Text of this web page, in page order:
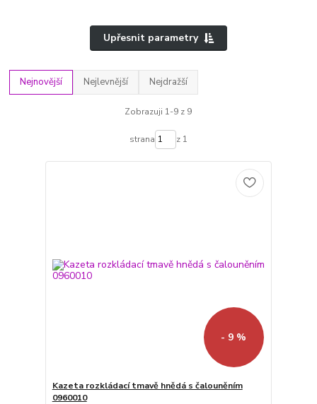
Upřesnit parametry
Nejnovější Nejlevnější Nejdražší
Zobrazuji 1-9 z 9
strana z 1
- 9 %
Kazeta rozkládací tmavě hnědá s čalouněním
0960010